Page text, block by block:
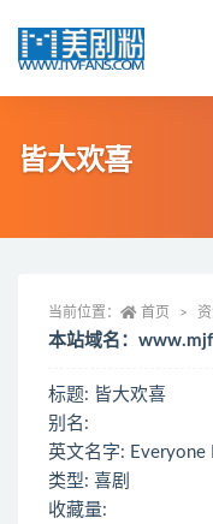
皆大欢喜
当前位置： 首页
本站域名：
标题: 皆大欢喜
别名:
英文名字: Everyone
类型: 喜剧
收藏量: